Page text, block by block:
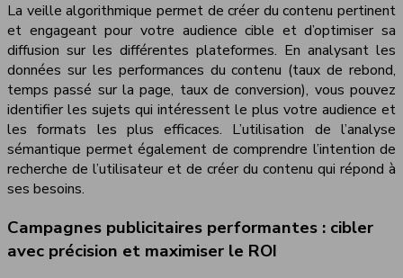
La veille algorithmique permet de créer du contenu pertinent
et engageant pour votre audience cible et d’optimiser sa
diffusion sur les différentes plateformes. En analysant les
données sur les performances du contenu (taux de rebond,
temps passé sur la page, taux de conversion), vous pouvez
identifier les sujets qui intéressent le plus votre audience et
les formats les plus efficaces. L’utilisation de l’analyse
sémantique permet également de comprendre l’intention de
recherche de l’utilisateur et de créer du contenu qui répond à
ses besoins.
Campagnes publicitaires performantes : cibler
avec précision et maximiser le ROI